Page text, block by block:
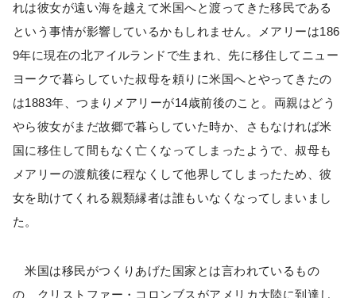
れは彼女が遠い海を越えて米国へと渡ってきた移民である
という事情が影響しているかもしれません。メアリーは186
9年に現在の北アイルランドで生まれ、先に移住してニュー
ヨークで暮らしていた叔母を頼りに米国へとやってきたの
は1883年、つまりメアリーが14歳前後のこと。両親はどう
やら彼女がまだ故郷で暮らしていた時か、さもなければ米
国に移住して間もなく亡くなってしまったようで、叔母も
メアリーの渡航後に程なくして他界してしまったため、彼
女を助けてくれる親類縁者は誰もいなくなってしまいまし
た。
米国は移民がつくりあげた国家とは言われているもの
の、クリストファー・コロンブスがアメリカ大陸に到達し